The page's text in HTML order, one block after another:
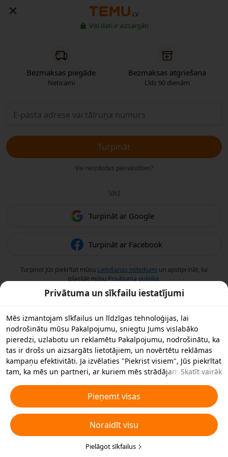
LV
Visi dati ir aizsargāti
Bezmaksas piegāde
Neticami
Bezmaksas atgriešana
Līdz 90 dienām
Turpināt
Vai neizdodas pierakstīties?
VAI
Turpināt ar Google
Turpināt ar Facebook
Turpinot Jūs piekrītat mūsu Lietošanas noteikumi un apstiprināt, ka
izlasījāt mūsu Privātuma politika.
Privātuma un sīkfailu iestatījumi
Mēs izmantojam sīkfailus un līdzīgas tehnoloģijas, lai
nodrošinātu mūsu Pakalpojumu, sniegtu Jums vislabāko
pieredzi, uzlabotu un reklamētu Pakalpojumu, nodrošinātu, ka
tas ir drošs un aizsargāts lietotājiem, un novērtētu reklāmas
kampaņu efektivitāti. Ja izvēlaties "Piekrist visiem", Jūs piekrītat
tam, ka mēs un partneri, ar kuriem mēs strādājam,
reklāmas nolūkos. Jūs varat arī noraidīt visus nebūtiskos
sīkfailus vai izvēlēties, kāda veida sīkfailus vēlaties pieņemt vai
atspējot, noklikšķinot uz "Pielāgot sīkfailus" zemāk vai jebkurā
laikā privātuma iestatījumos. Sīkākai informācijai skatiet mūsu
Sīkfailu un līdzīgu tehnoloģiju politiku.
Skatīt vairāk
Pieņemt visas
Noraidīt visu
Pielāgot sīkfailus